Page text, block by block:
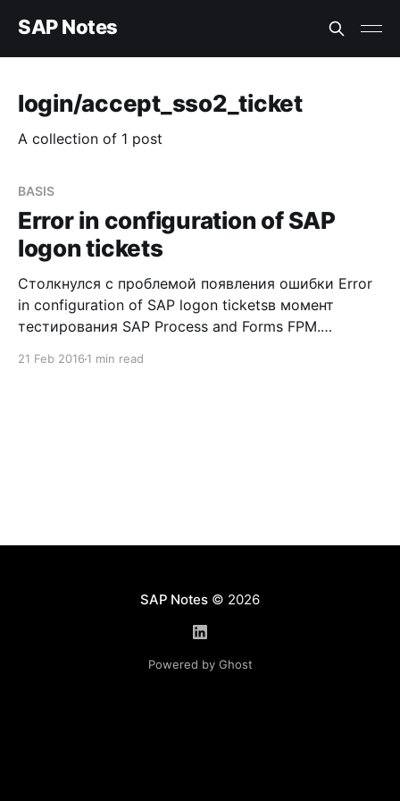
SAP Notes
login/accept_sso2_ticket
A collection of 1 post
BASIS
Error in configuration of SAP
logon tickets
Столкнулся с проблемой появления ошибки Error
in configuration of SAP logon ticketsв момент
тестирования SAP Process and Forms FPM.
21 Feb 2016 1 min read
SAP Notes© 2026
Powered by Ghost